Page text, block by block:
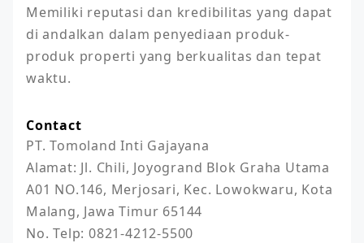
Memiliki reputasi dan kredibilitas yang dapat
di andalkan dalam penyediaan produk-
produk properti yang berkualitas dan tepat
waktu.
Contact
PT. Tomoland Inti Gajayana
Alamat: Jl. Chili, Joyogrand Blok Graha Utama
A01 NO.146, Merjosari, Kec. Lowokwaru, Kota
Malang, Jawa Timur 65144
No. Telp: 0821-4212-5500